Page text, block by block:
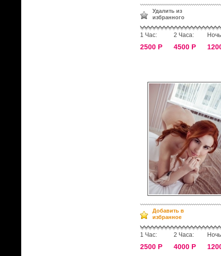
Удалить из
избранного
1 Час:
2500 Р
2 Часа:
4500 Р
Добавить в
избранное
1 Час:
2500 Р
2 Часа:
4000 Р